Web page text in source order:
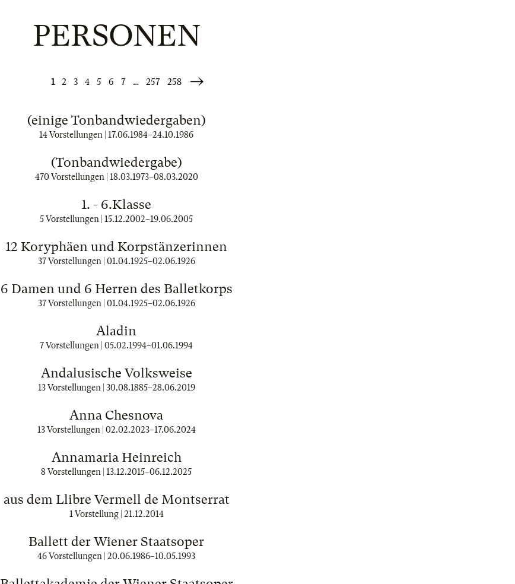
PERSONEN
1 2 3 4 5 6 7 … 257 258
Weiter
(einige Tonbandwiedergaben)
14 Vorstellungen | 17.06.1984–24.10.1986
(Tonbandwiedergabe)
470 Vorstellungen | 18.03.1973–08.03.2020
1. - 6.Klasse
5 Vorstellungen | 15.12.2002–19.06.2005
12 Koryphäen und Korpstänzerinnen
37 Vorstellungen | 01.04.1925–02.06.1926
6 Damen und 6 Herren des Balletkorps
37 Vorstellungen | 01.04.1925–02.06.1926
Aladin
7 Vorstellungen | 05.02.1994–01.06.1994
Andalusische Volksweise
13 Vorstellungen | 30.08.1885–28.06.2019
Anna Chesnova
13 Vorstellungen | 02.02.2023–17.06.2024
Annamaria Heinreich
8 Vorstellungen | 13.12.2015–06.12.2025
aus dem Llibre Vermell de Montserrat
1 Vorstellung | 21.12.2014
Ballett der Wiener Staatsoper
46 Vorstellungen | 20.06.1986–10.05.1993